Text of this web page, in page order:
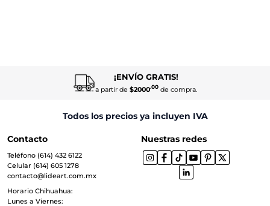
¡ENVÍO GRATIS!
a partir de $2000.00de compra.
Todos los precios ya incluyen IVA
Contacto
Teléfono (614) 432 6122
Celular (614) 605 1278
contacto@lideart.com.mx
Horario Chihuahua:
Lunes a Viernes:
Nuestras redes